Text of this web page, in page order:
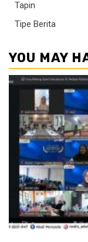
Tapin
Tipe Berita
YOU MAY